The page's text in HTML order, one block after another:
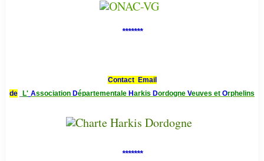
*******
Contact Email
de
L' Association Départementale Harkis Dordogne Veuves et Orphelins
*******